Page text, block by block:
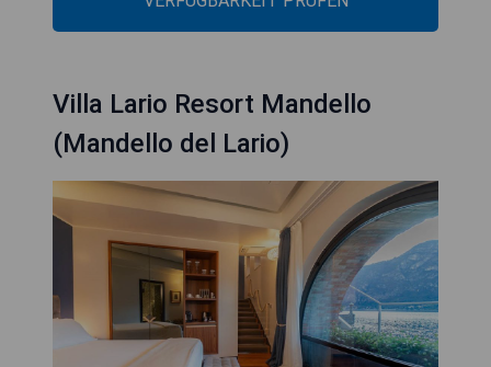
Villa Lario Resort Mandello
(Mandello del Lario)